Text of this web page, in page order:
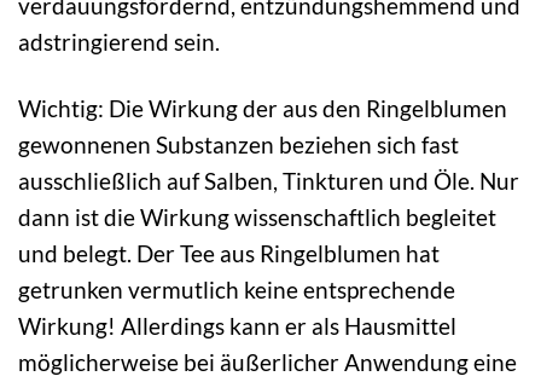
adstringierend sein.
Wichtig: Die Wirkung der aus den Ringelblumen
gewonnenen Substanzen beziehen sich fast
ausschließlich auf Salben, Tinkturen und Öle. Nur
dann ist die Wirkung wissenschaftlich begleitet
und belegt. Der Tee aus Ringelblumen hat
getrunken vermutlich keine entsprechende
Wirkung! Allerdings kann er als Hausmittel
möglicherweise bei äußerlicher Anwendung eine